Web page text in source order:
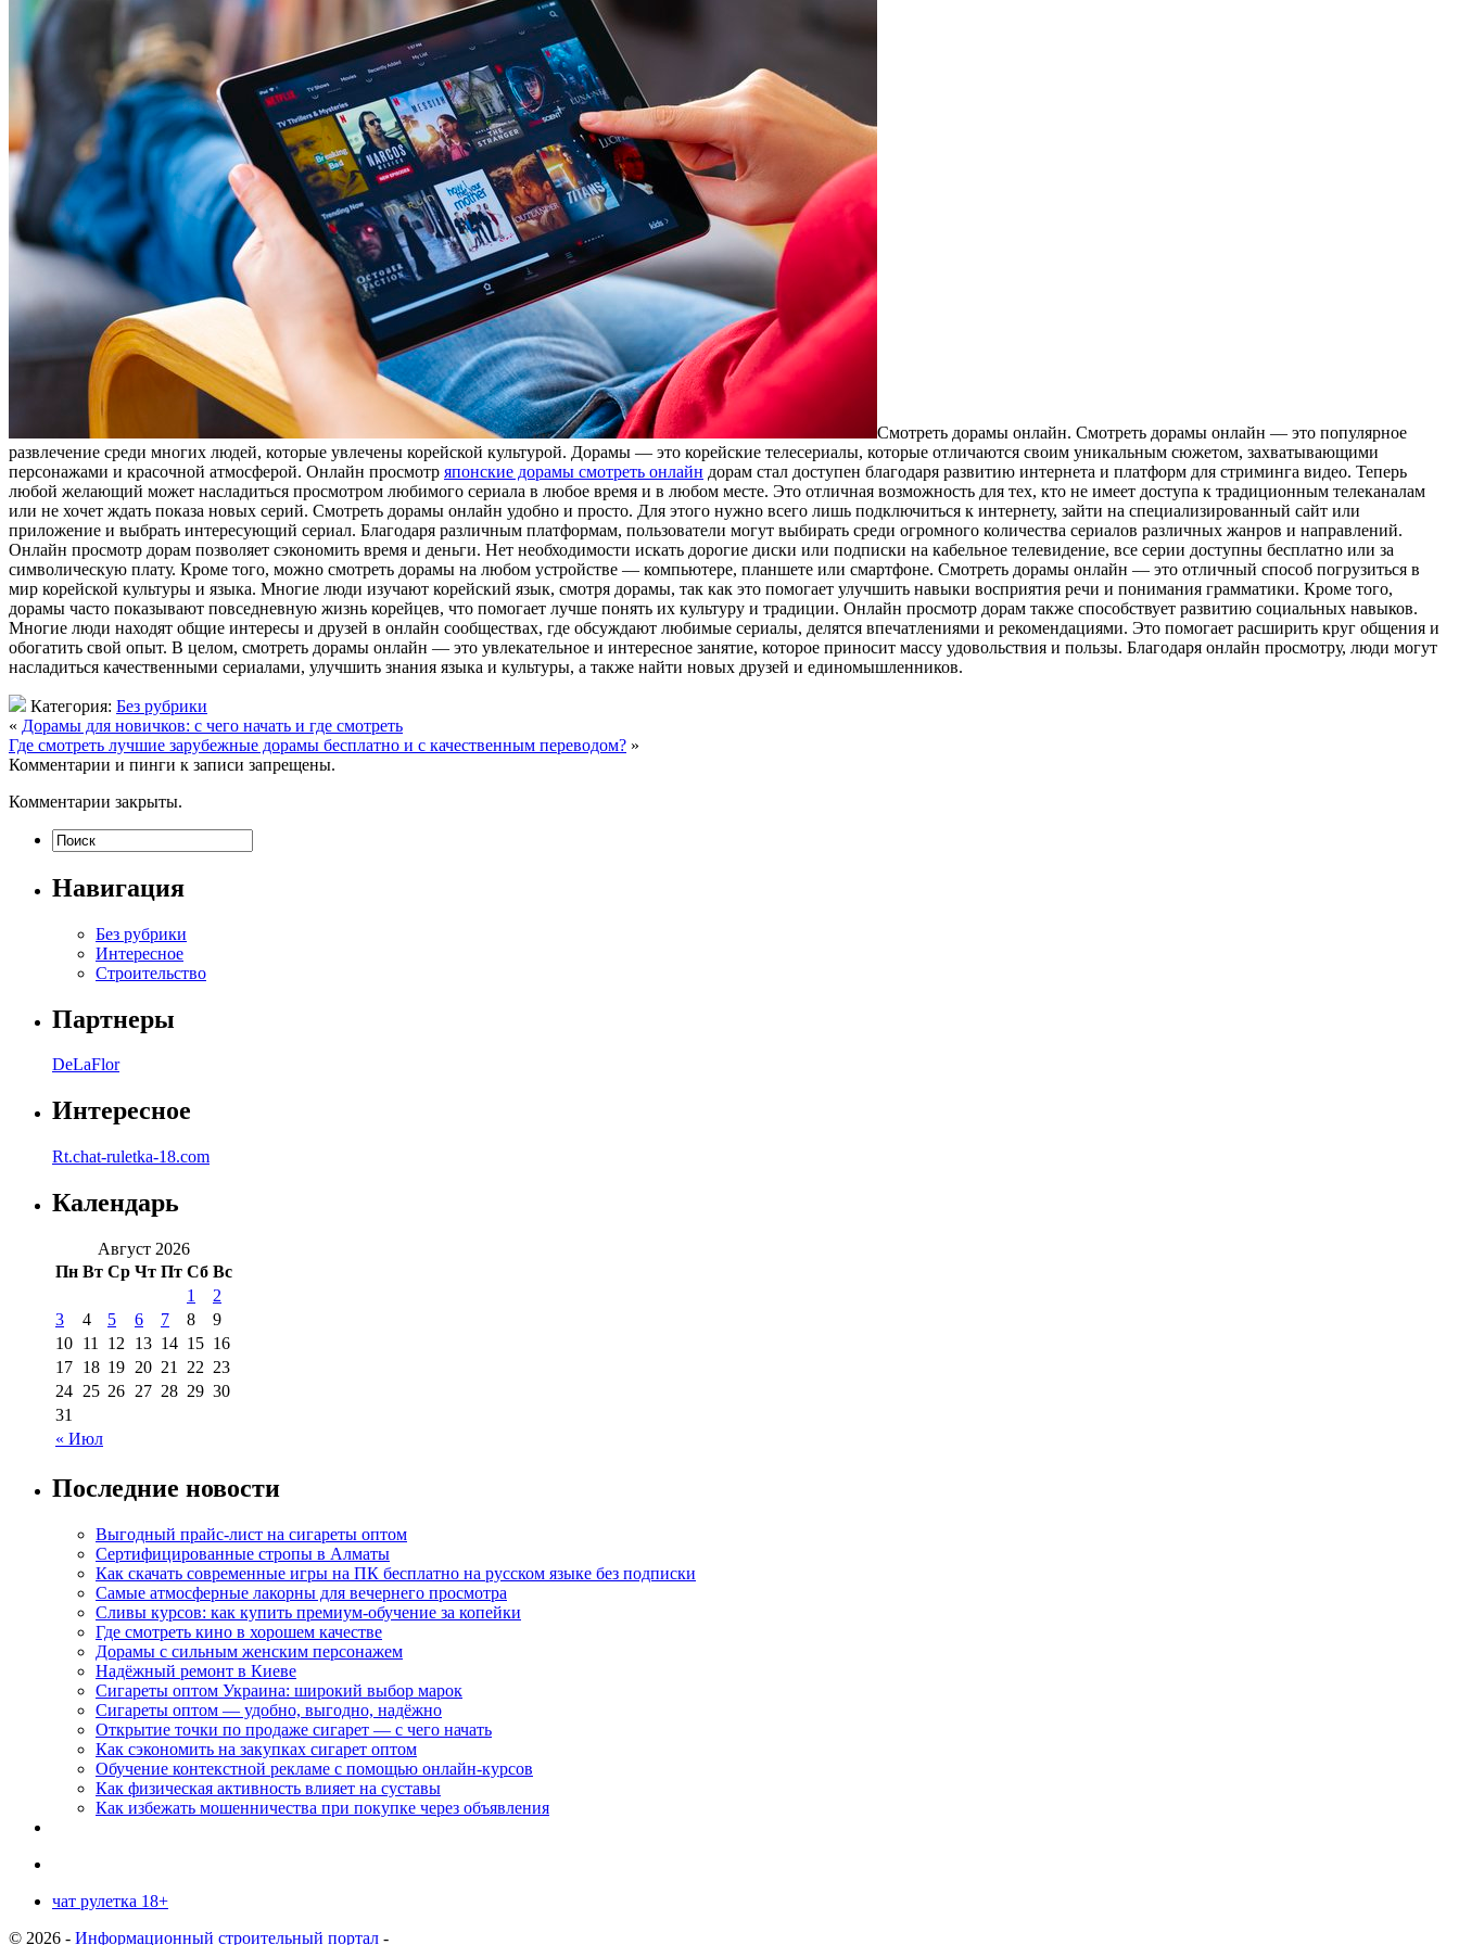
Смотреть дорамы онлайн. Смотреть дорамы онлайн — это популярное
развлечение среди многих людей, которые увлечены корейской культурой. Дорамы — это корейские телесериалы, которые отличаются своим уникальным сюжетом, захватывающими
персонажами и красочной атмосферой. Онлайн просмотр японские дорамы смотреть онлайн дорам стал доступен благодаря развитию интернета и платформ для стриминга видео. Теперь
любой желающий может насладиться просмотром любимого сериала в любое время и в любом месте. Это отличная возможность для тех, кто не имеет доступа к традиционным телеканалам
или не хочет ждать показа новых серий. Смотреть дорамы онлайн удобно и просто. Для этого нужно всего лишь подключиться к интернету, зайти на специализированный сайт или
приложение и выбрать интересующий сериал. Благодаря различным платформам, пользователи могут выбирать среди огромного количества сериалов различных жанров и направлений.
Онлайн просмотр дорам позволяет сэкономить время и деньги. Нет необходимости искать дорогие диски или подписки на кабельное телевидение, все серии доступны бесплатно или за
символическую плату. Кроме того, можно смотреть дорамы на любом устройстве — компьютере, планшете или смартфоне. Смотреть дорамы онлайн — это отличный способ погрузиться в
мир корейской культуры и языка. Многие люди изучают корейский язык, смотря дорамы, так как это помогает улучшить навыки восприятия речи и понимания грамматики. Кроме того,
дорамы часто показывают повседневную жизнь корейцев, что помогает лучше понять их культуру и традиции. Онлайн просмотр дорам также способствует развитию социальных навыков.
Многие люди находят общие интересы и друзей в онлайн сообществах, где обсуждают любимые сериалы, делятся впечатлениями и рекомендациями. Это помогает расширить круг общения и
обогатить свой опыт. В целом, смотреть дорамы онлайн — это увлекательное и интересное занятие, которое приносит массу удовольствия и пользы. Благодаря онлайн просмотру, люди могут
насладиться качественными сериалами, улучшить знания языка и культуры, а также найти новых друзей и единомышленников.
Категория: Без рубрики
« Дорамы для новичков: с чего начать и где смотреть
Где смотреть лучшие зарубежные дорамы бесплатно и с качественным переводом? »
Комментарии и пинги к записи запрещены.
Комментарии закрыты.
Навигация
Без рубрики
Интересное
Строительство
Партнеры
DeLaFlor
Интересное
Rt.chat-ruletka-18.com
Календарь
Август 2026
Пн Вт Ср Чт Пт Сб Вс
« Июл
1
2
3
4 5 6 7 8
9
10 11 12 13 14 15 16
17 18 19 20 21 22 23
24 25 26 27 28 29 30
31
Последние новости
Выгодный прайс-лист на сигареты оптом
Сертифицированные стропы в Алматы
Как скачать современные игры на ПК бесплатно на русском языке без подписки
Самые атмосферные лакорны для вечернего просмотра
Сливы курсов: как купить премиум-обучение за копейки
Где смотреть кино в хорошем качестве
Дорамы с сильным женским персонажем
Надёжный ремонт в Киеве
Сигареты оптом Украина: широкий выбор марок
Сигареты оптом — удобно, выгодно, надёжно
Открытие точки по продаже сигарет — с чего начать
Как сэкономить на закупках сигарет оптом
Обучение контекстной рекламе с помощью онлайн-курсов
Как физическая активность влияет на суставы
Как избежать мошенничества при покупке через объявления
чат рулетка 18+
© 2026 - Информационный строительный портал -